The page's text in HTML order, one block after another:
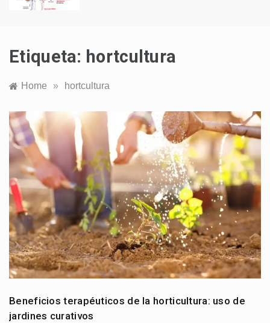
Etiqueta: hortcultura
Home » hortcultura
Beneficios terapéuticos de la horticultura: uso de
jardines curativos